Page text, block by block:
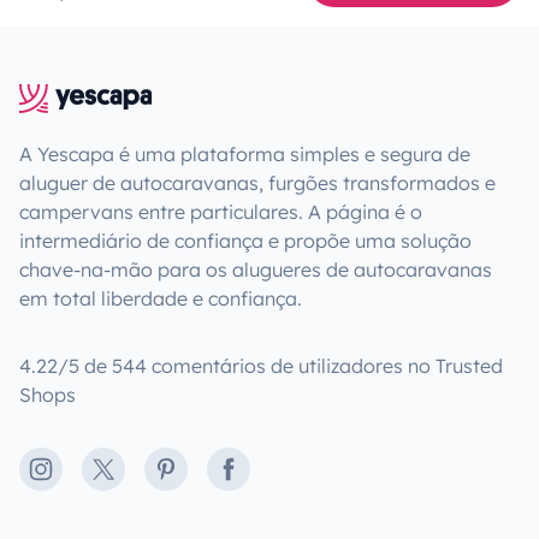
A Yescapa é uma plataforma simples e segura de
aluguer de autocaravanas, furgões transformados e
campervans entre particulares. A página é o
intermediário de confiança e propõe uma solução
chave-na-mão para os alugueres de autocaravanas
em total liberdade e confiança.
4.22/5 de 544 comentários de utilizadores no Trusted
Shops
Instagram
X PinterestFacebook